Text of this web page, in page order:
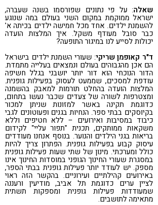
שאלה: על פי נתונים שפורסמו בשנה שעברה,
ישראל ממוקמת במקום השני בעולם במה שנוגע
להשמנת ילדים. אחד מכל חמישה ילדים בכיתה א'
כבר סובל מעודף משקל. איך המלצות הועדה
יכולות לסייע לנו במיגור התופעה?
ד"ר קאופמן שריקי: שעורי השמנת ילדים בישראל
הם אכן מהגבוהים בעולם ונמצאים בעלייה מתמדת.
הדור הנוכחי הוא דור יותר יושבני בגלל חשיפה
עודפת למסכים, שממעט לעסוק בפעילות גופנית.
המלצות הועדה בהחלט תורמות למאבק בהשמנה
ומצטרפות לשורה של צעדים שכבר נעשו בתחום,
כדוגמת תקינה באשר למזונות שניתן למכור
בקיוסקים בבתי ספר. הנחיות בגנים ופעוטונים לגבי
כיבוד במסיבות ואירועים – ללא חטיפים וללא
משקאות ממותקים, תכנית "תפור עליי" לקידום
בריאות בגני הילדים והנוער. בנוסף אנחנו מעודדים
עיסוק קבוע בפעילות גופנית. הפתרון צריך להיות
כולל ומערכתי. מינון של שתי שעות פעילות גופנית
במסגרת שעורי החינוך הגופני במוסדות החינוך אינו
מספק. יש לעודד יותר פעילות גופנית בבתי הספר,
באירועים קהילתיים ועירוניים. בהקשר הזה ראוי
לציין ערים כדוגמת תל אביב, מודיעין ורעננה
שמעודדות פעילות גופנית ומספקות תשתית
מתאימה לתושבים.